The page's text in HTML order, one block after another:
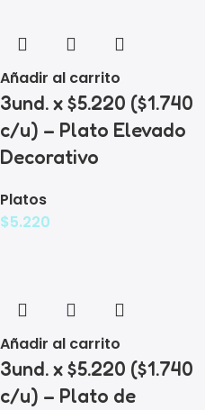
Añadir al carrito
3und. x $5.220 ($1.740
c/u) – Plato Elevado
Decorativo
Platos
$5.220
Añadir al carrito
3und. x $5.220 ($1.740
c/u) – Plato de